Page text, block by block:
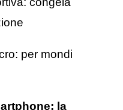
per mondi
la